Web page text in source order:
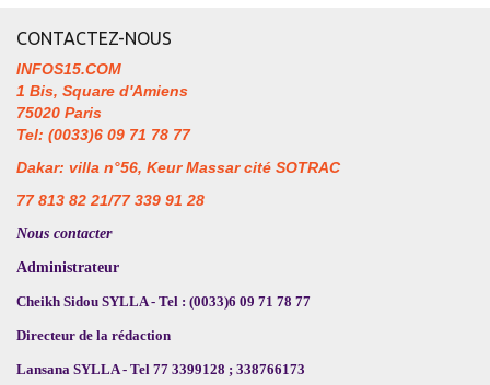
CONTACTEZ-NOUS
INFOS15.COM
1 Bis, Square d'Amiens
75020 Paris
Tel: (0033)6 09 71 78 77
Dakar: villa n°56, Keur Massar cité SOTRAC
77 813 82 21/77 339 91 28
Nous contacter
Administrateur
Cheikh Sidou SYLLA - Tel : (0033)6 09 71 78 77
Directeur de la rédaction
Lansana SYLLA - Tel 77 3399128 ; 338766173